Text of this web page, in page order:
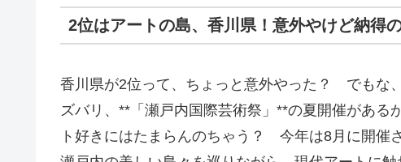
2位はアートの島、香川県！意外やけど納得
香川県が2位って、ちょっと意外やった？ でもな
ズバリ、**「瀬戸内国際芸術祭」**の夏開催があ
ト好きにはたまらんのちゃう？ 今年は8月に開催